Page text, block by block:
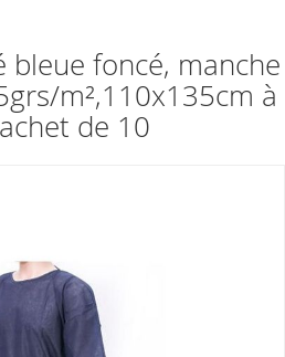
bleue foncé, manche
m²,110x135cm à
de 10